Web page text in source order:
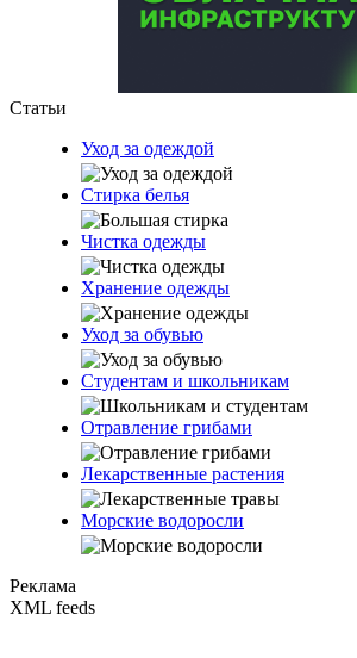
Статьи
Уход за одеждой
Стирка белья
Чистка одежды
Хранение одежды
Уход за обувью
Студентам и школьникам
Отравление грибами
Лекарственные растения
Морские водоросли
Реклама
XML feeds